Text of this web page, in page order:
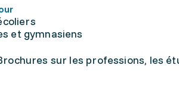
et gymnasiens
sur les professions, les